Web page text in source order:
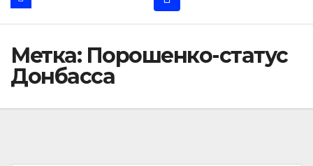
Метка: Порошенко-статус
Донбасса